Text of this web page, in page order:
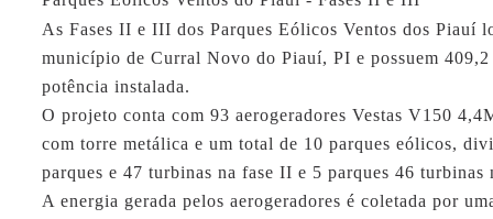
As Fases II e III dos Parques Eólicos Ventos dos Piauí
município de Curral Novo do Piauí, PI e possuem
potência instalada.
O projeto conta com 93 aerogeradores Vestas V150
com torre metálica e um total de 10 parques eólicos,
parques e 47 turbinas na fase II e 5 parques 46 turbinas
A energia gerada pelos aerogeradores é coletada por